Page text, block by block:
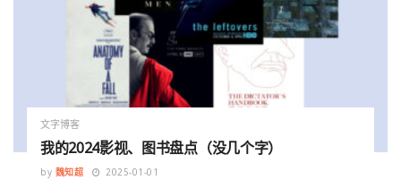
文字博客
我的2024影视、图书盘点（没几个字）
by 魏知超 2025-01-01